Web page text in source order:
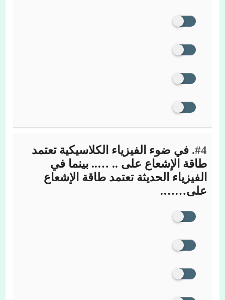
#4. في ضوء الفيزياء الكلاسيكية تعتمد
طاقة الإشعاع على .. ….. بينما في
الفيزياء الحديثة تعتمد طاقة الإشعاع
على…….